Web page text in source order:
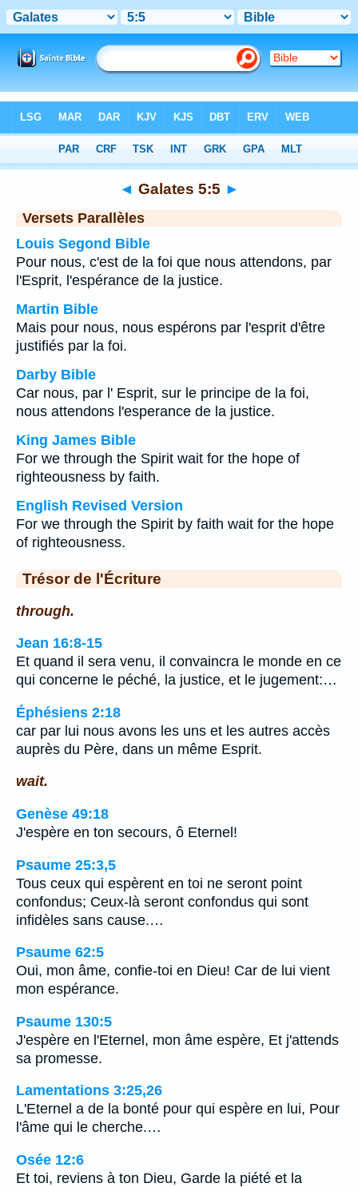
Chapitre 5> Verset 5
◄ Galates 5:5 ►
Versets Parallèles
Louis Segond Bible
Pour nous, c'est de la foi que nous attendons, par
l'Esprit, l'espérance de la justice.
Martin Bible
Mais pour nous, nous espérons par l'esprit d'être
justifiés par la foi.
Darby Bible
Car nous, par l' Esprit, sur le principe de la foi,
nous attendons l'esperance de la justice.
King James Bible
For we through the Spirit wait for the hope of
righteousness by faith.
English Revised Version
For we through the Spirit by faith wait for the hope
of righteousness.
Trésor de l'Écriture
through.
Jean 16:8-15
Et quand il sera venu, il convaincra le monde en ce
qui concerne le péché, la justice, et le jugement:…
Éphésiens 2:18
car par lui nous avons les uns et les autres accès
auprès du Père, dans un même Esprit.
wait.
Genèse 49:18
J'espère en ton secours, ô Eternel!
Psaume 25:3,5
Tous ceux qui espèrent en toi ne seront point
confondus; Ceux-là seront confondus qui sont
infidèles sans cause.…
Psaume 62:5
Oui, mon âme, confie-toi en Dieu! Car de lui vient
mon espérance.
Psaume 130:5
J'espère en l'Eternel, mon âme espère, Et j'attends
sa promesse.
Lamentations 3:25,26
L'Eternel a de la bonté pour qui espère en lui, Pour
l'âme qui le cherche.…
Osée 12:6
Et toi, reviens à ton Dieu, Garde la piété et la